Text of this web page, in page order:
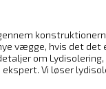
vægge, hvis det det
om Lydisolering,
Vi løser